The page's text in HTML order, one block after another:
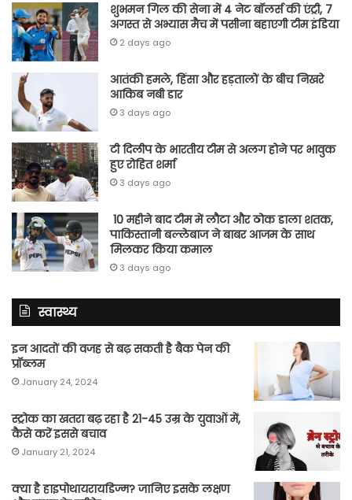
शुभमन गिल की सेना में 4 नेट बॉलर्स की एंट्री, 7
अगस्त से अभ्यास मैच में पसीना बहाएगी टीम इंडिया
2 days ago
आतंकी हमले, हिंसा और हड़तालों के बीच निखरे
आकिब नबी डार
3 days ago
टी दिलीप के भारतीय टीम से अलग होने पर भावुक
हुए रोहित शर्मा
3 days ago
10 महीने बाद टीम में लौटा और ठोक डाला शतक,
पाकिस्तानी बल्लेबाज ने बाबर आजम के साथ
मिलकर किया कमाल
3 days ago
स्वास्थ्य
इन आदतों की वजह से बढ़ सकती है बैक पेन की
प्रॉब्लम
January 24, 2024
स्ट्रोक का खतरा बढ़ रहा है 21-45 उम्र के युवाओं में,
कैसे करें इससे बचाव
January 21, 2024
क्या है हाइपोथायरायडिज्म? जानिए इसके लक्षण